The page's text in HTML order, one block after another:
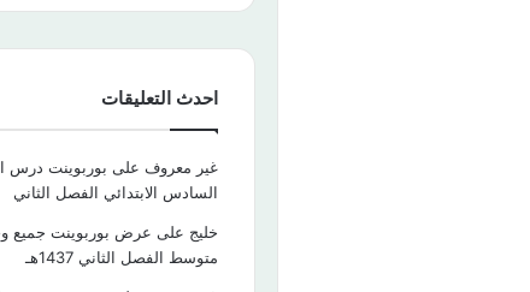
احدث التعليقات
غير معروف على بوربوينت درس
السادس الابتدائي الفصل الثاني
خليج على عرض بوربوينت جميع
متوسط الفصل الثاني 1437هـ